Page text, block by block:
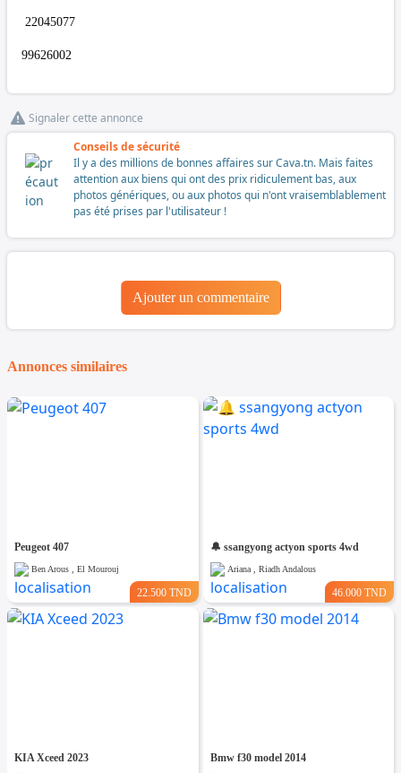
22045077
99626002
Signaler cette annonce
Conseils de sécurité
Il y a des millions de bonnes affaires sur Cava.tn. Mais faites
attention aux biens qui ont des prix ridiculement bas, aux
photos génériques, ou aux photos qui n'ont vraisemblablement
pas été prises par l'utilisateur !
Ajouter un commentaire
Annonces similaires
Peugeot 407
Ben Arous , El Mourouj
22.500 TND
🔔 ssangyong actyon sports 4wd
Ariana , Riadh Andalous
46.000 TND
KIA Xceed 2023 Bmw f30 model 2014